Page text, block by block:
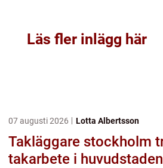
Läs fler inlägg här
07 augusti 2026 Lotta Albertsson
Takläggare stockholm tryggt
takarbete i huvudstaden